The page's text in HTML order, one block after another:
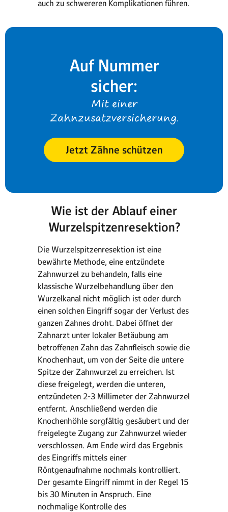
auch zu schwereren Komplikationen führen.
Auf Nummer
sicher:
Mit einer
Zahnzusatzversicherung.
Jetzt Zähne schützen
Wie ist der Ablauf einer
Wurzelspitzenresektion?
Die Wurzelspitzenresektion ist eine
bewährte Methode, eine entzündete
Zahnwurzel zu behandeln, falls eine
klassische Wurzelbehandlung über den
Wurzelkanal nicht möglich ist oder durch
einen solchen Eingriff sogar der Verlust des
ganzen Zahnes droht. Dabei öffnet der
Zahnarzt unter lokaler Betäubung am
betroffenen Zahn das Zahnfleisch sowie die
Knochenhaut, um von der Seite die untere
Spitze der Zahnwurzel zu erreichen. Ist
diese freigelegt, werden die unteren,
entzündeten 2-3 Millimeter der Zahnwurzel
entfernt. Anschließend werden die
Knochenhöhle sorgfältig gesäubert und der
freigelegte Zugang zur Zahnwurzel wieder
verschlossen. Am Ende wird das Ergebnis
des Eingriffs mittels einer
Röntgenaufnahme nochmals kontrolliert.
Der gesamte Eingriff nimmt in der Regel 15
bis 30 Minuten in Anspruch. Eine
nochmalige Kontrolle des